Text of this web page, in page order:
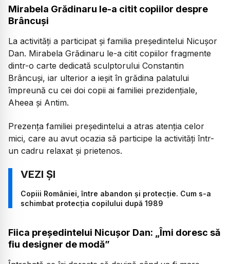
Mirabela Grădinaru le-a citit copiilor despre
Brâncuși
La activități a participat și familia președintelui Nicușor
Dan. Mirabela Grădinaru le-a citit copiilor fragmente
dintr-o carte dedicată sculptorului Constantin
Brâncuși, iar ulterior a ieșit în grădina palatului
împreună cu cei doi copii ai familiei prezidențiale,
Aheea și Antim.
Prezența familiei președintelui a atras atenția celor
mici, care au avut ocazia să participe la activități într-
un cadru relaxat și prietenos.
Copiii României, între abandon și protecție. Cum s-a
schimbat protecția copilului după 1989
Fiica președintelui Nicușor Dan: „Îmi doresc să
fiu designer de modă”